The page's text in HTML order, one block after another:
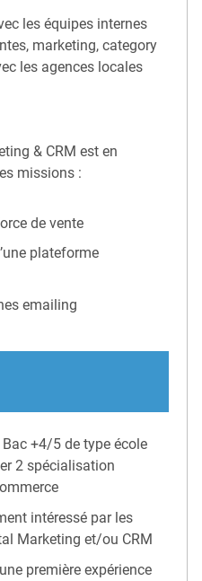
les équipes internes
marketing, category
les agences locales
& CRM est en
missions :
de vente
plateforme
emailing
+4/5 de type école
2 spécialisation
intéressé par les
Marketing et/ou CRM
première expérience